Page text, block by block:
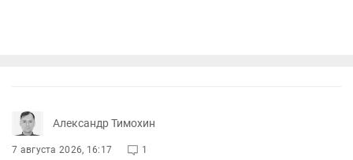
Александр Тимохин
7 августа 2026, 16:17 1